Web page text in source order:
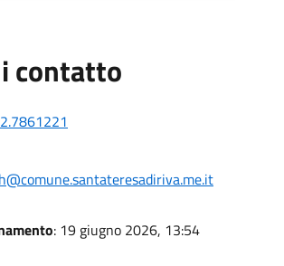
contatto
: 19 giugno 2026, 13:54